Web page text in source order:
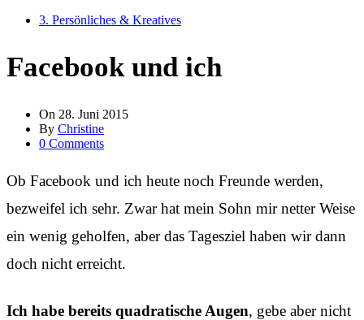
3. Persönliches & Kreatives
Facebook und ich
On 28. Juni 2015
By Christine
0 Comments
Ob Facebook und ich heute noch Freunde werden,
bezweifel ich sehr. Zwar hat mein Sohn mir netter Weise
ein wenig geholfen, aber das Tagesziel haben wir dann
doch nicht erreicht.
Ich habe bereits quadratische Augen, gebe aber nicht